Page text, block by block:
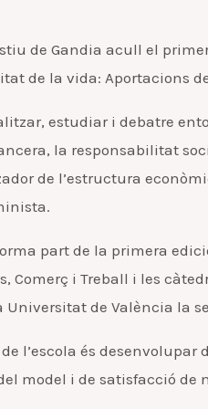
de Gandia acull el
de la vida: Aportacions
estudiar i debatre
la responsabilitat
de l’estructura
part de la primera
Comerç i Treball i les
Universitat de València la
l’escola és
model i de satisfacció de